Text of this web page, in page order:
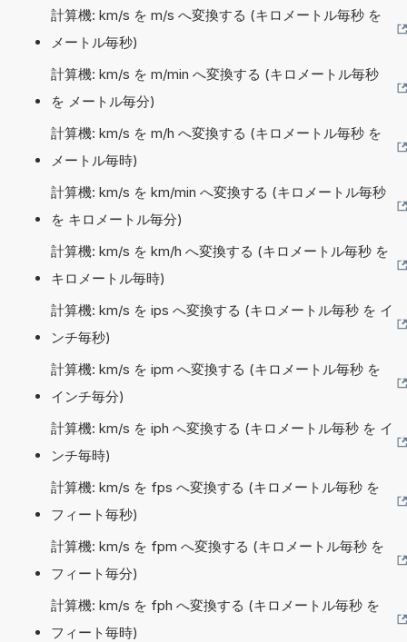
計算機: km/s を m/s へ変換する (キロメートル毎秒 を
メートル毎秒)
計算機: km/s を m/min へ変換する (キロメートル毎秒
を メートル毎分)
計算機: km/s を m/h へ変換する (キロメートル毎秒 を
メートル毎時)
計算機: km/s を km/min へ変換する (キロメートル毎秒
を キロメートル毎分)
計算機: km/s を km/h へ変換する (キロメートル毎秒 を
キロメートル毎時)
計算機: km/s を ips へ変換する (キロメートル毎秒 を イ
ンチ毎秒)
計算機: km/s を ipm へ変換する (キロメートル毎秒 を
インチ毎分)
計算機: km/s を iph へ変換する (キロメートル毎秒 を イ
ンチ毎時)
計算機: km/s を fps へ変換する (キロメートル毎秒 を
フィート毎秒)
計算機: km/s を fpm へ変換する (キロメートル毎秒 を
フィート毎分)
計算機: km/s を fph へ変換する (キロメートル毎秒 を
フィート毎時)